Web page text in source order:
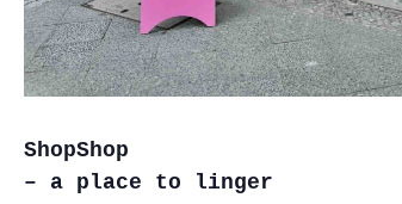
ShopShop
– a place to linger